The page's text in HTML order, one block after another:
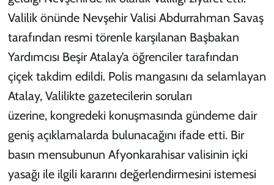
Valilik önünde Nevşehir Valisi Abdurrahman Savaş
tarafından resmi törenle karşılanan Başbakan
Yardımcısı Beşir Atalay’a öğrenciler tarafından
çiçek takdim edildi. Polis mangasını da selamlayan
Atalay, Valilikte gazetecilerin soruları
üzerine, kongredeki konuşmasında gündeme dair
geniş açıklamalarda bulunacağını ifade etti. Bir
basın mensubunun Afyonkarahisar valisinin içki
yasağı ile ilgili kararını değerlendirmesini istemesi